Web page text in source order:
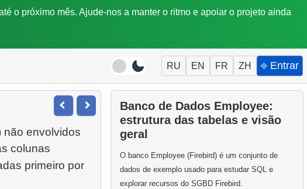
o próximo mês. Ajude-nos a manter o ritmo e apoiar o projeto ainda
RU EN FR ZH ⎆ Entrar
não envolvidos
colunas
primeiro por
Banco de Dados Employee:
estrutura das tabelas e visão
geral
O banco Employee (Firebird) é um conjunto de
dados de exemplo usado para estudar SQL e
explorar recursos do SGBD Firebird.